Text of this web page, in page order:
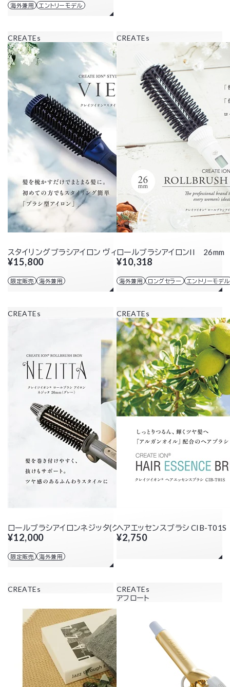
海外兼用 エントリーモデル
CREATEs
スタイリングブラシアイロン ヴィエールS
¥15,800
限定販売 海外兼用
CREATEs
ロールブラシアイロンII 26mm
¥10,318
海外兼用 ロングセラー エントリーモデル
CREATEs
ロールブラシアイロンネジッタ(グレー)
¥12,000
限定販売 海外兼用
CREATEs
ヘアエッセンスブラシ CIB-T01S
¥2,750
CREATEs
CREATEs
アフロート